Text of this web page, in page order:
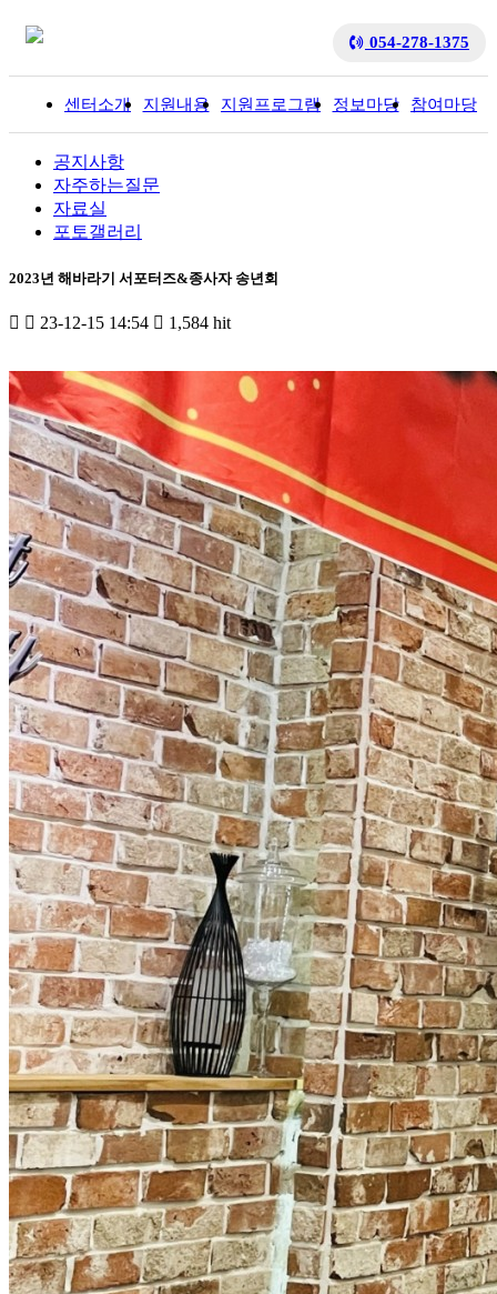
054-278-1375
센터소개 지원내용 지원프로그램 정보마당 참여마당
공지사항
자주하는질문
자료실
포토갤러리
2023년 해바라기 서포터즈&종사자 송년회
23-12-15 14:54 1,584 hit